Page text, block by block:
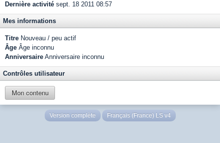
Dernière activité sept. 18 2011 08:57
Mes informations
Titre Nouveau / peu actif
Âge Âge inconnu
Anniversaire Anniversaire inconnu
Contrôles utilisateur
Mon contenu
Version complète Français (France) LS v4